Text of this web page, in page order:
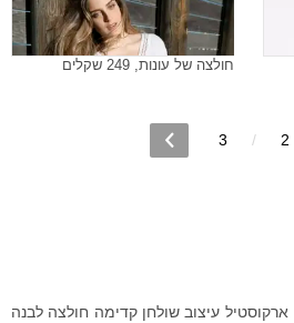
חולצה של עונות, 249 שקלים
2
3
ארקוסטיל עיצוב שולחן קדימה חולצה לבנה